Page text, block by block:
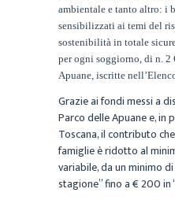
ambientale e tanto altro: i
sensibilizzati ai temi del
sostenibilità in totale
per ogni soggiorno, di n. 2
Apuane, iscritte
Grazie ai fondi messi a
Parco delle Apuane e, in
Toscana, il contributo
famiglie è ridotto al
variabile, da un minimo
stagione” fino a € 200 in